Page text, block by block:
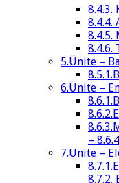
8.4.3.
8.4.4.
8.4.5.
8.4.6.
5.Ünite –
6.Ünite –
–
7.Ünite –
8.7.2.